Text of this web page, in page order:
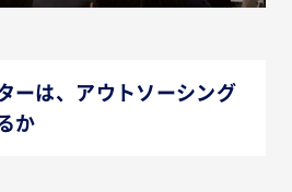
ーは、アウトソーシング
か